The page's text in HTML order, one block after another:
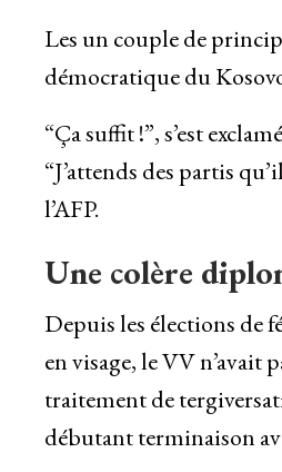
Les un couple de
démocratique du
“Ça suffit !”, s’est
“J’attends des partis
l’AFP.
Une colère
Depuis les élections de
en visage, le VV n’avait
traitement de
débutant terminaison